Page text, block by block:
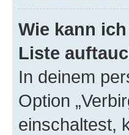
Wie kann
Liste
In deinem
Option
einschaltest,